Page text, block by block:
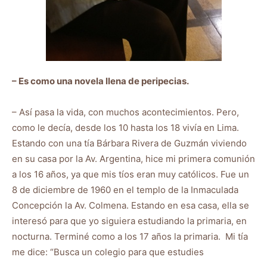
– Es como una novela llena de peripecias.
– Así pasa la vida, con muchos acontecimientos. Pero,
como le decía, desde los 10 hasta los 18 vivía en Lima.
Estando con una tía Bárbara Rivera de Guzmán viviendo
en su casa por la Av. Argentina, hice mi primera comunión
a los 16 años, ya que mis tíos eran muy católicos. Fue un
8 de diciembre de 1960 en el templo de la Inmaculada
Concepción la Av. Colmena. Estando en esa casa, ella se
interesó para que yo siguiera estudiando la primaria, en
nocturna. Terminé como a los 17 años la primaria. Mi tía
me dice: “Busca un colegio para que estudies